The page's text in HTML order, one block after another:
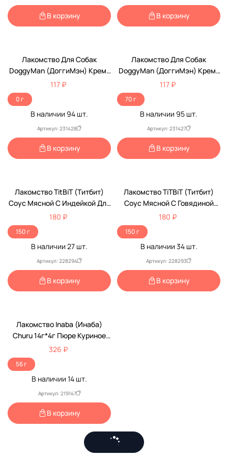
В корзину В корзину
Лакомство Для Собак
DoggyMan (ДоггиМэн) Крем-
Мусс Печень Теленка И
117 ₽
0 г
В наличии 94 шт.
Артикул: 231428
В корзину
Лакомство Для Собак
DoggyMan (ДоггиМэн) Крем-
Мусс Телятина И Овощи Пауч
117 ₽
70 г
В наличии 95 шт.
Артикул: 231427
В корзину
Лакомство TitBiT (Титбит)
Соус Мясной С Индейкой Для
Собак 150г 315559
180 ₽
150 г
В наличии 27 шт.
Артикул: 228294
В корзину
Лакомство TiTBiT (Титбит)
Соус Мясной С Говядиной
Для Собак 150г 315184
180 ₽
150 г
В наличии 34шт.
Артикул: 228293
В корзину
Лакомство Inaba (Инаба)
Churu 14г*4г Пюре Куриное
Филе Для Поддержания
Здоровья ЖКТ Для
Собак(Уп48)Rud105 139.3399
326 ₽
56 г
В наличии 14 шт.
Артикул: 219147
В корзину